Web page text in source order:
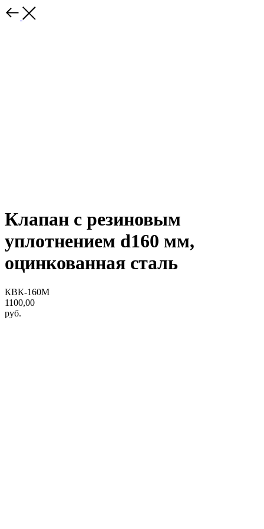
Клапан с резиновым
уплотнением d160 мм,
оцинкованная сталь
КВК-160М
1100,00
руб.